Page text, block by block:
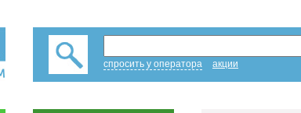
спросить у оператора акции